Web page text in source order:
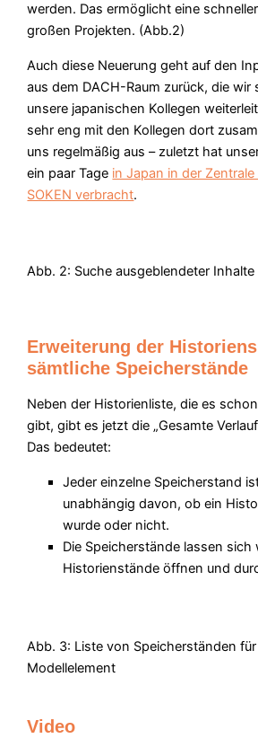
werden. Das ermöglicht eine
großen Projekten. (Abb.2)
Auch diese Neuerung geht auf den
aus dem DACH-Raum zurück, die wir
unsere japanischen Kollegen
sehr eng mit den Kollegen dort
uns regelmäßig aus – zuletzt hat
ein paar Tage in Japan in der Zentrale
SOKEN verbracht.
Abb. 2: Suche ausgeblendeter Inhalte
Erweiterung der
sämtliche Speicherstände
Neben der Historienliste, die es
gibt, gibt es jetzt die „Gesamte
Das bedeutet:
Jeder einzelne Speicherstand
unabhängig davon, ob ein
wurde oder nicht.
Die Speicherstände lassen sich
Historienstände öffnen und
Abb. 3: Liste von Speicherständen
Modellelement
Video